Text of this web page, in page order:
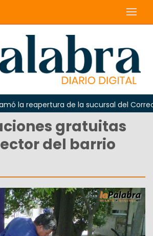
reapertura de la sucursal del Correo
gratuitas
del barrio